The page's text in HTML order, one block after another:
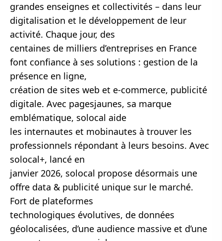
grandes enseignes et collectivités – dans leur
digitalisation et le développement de leur
activité. Chaque jour, des
centaines de milliers d’entreprises en France
font confiance à ses solutions : gestion de la
présence en ligne,
création de sites web et e-commerce, publicité
digitale. Avec pagesjaunes, sa marque
emblématique, solocal aide
les internautes et mobinautes à trouver les
professionnels répondant à leurs besoins. Avec
solocal+, lancé en
janvier 2026, solocal propose désormais une
offre data & publicité unique sur le marché.
Fort de plateformes
technologiques évolutives, de données
géolocalisées, d’une audience massive et d’une